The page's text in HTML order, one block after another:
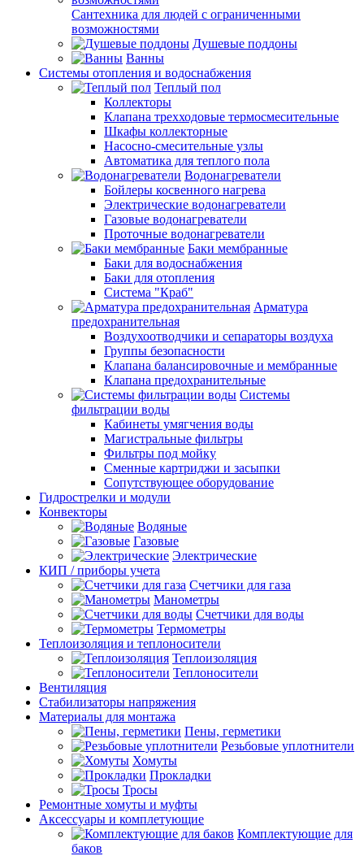
Сантехника для людей с ограниченными
возможностями
Душевые поддоны
Ванны
Системы отопления и водоснабжения
Теплый пол
Коллекторы
Клапана трехходовые термосмесительные
Шкафы коллекторные
Насосно-смесительные узлы
Автоматика для теплого пола
Водонагреватели
Бойлеры косвенного нагрева
Электрические водонагреватели
Газовые водонагреватели
Проточные водонагреватели
Баки мембранные
Баки для водоснабжения
Баки для отопления
Система "Краб"
Арматура
предохранительная
Воздухоотводчики и сепараторы воздуха
Группы безопасности
Клапана балансировочные и мембранные
Клапана предохранительные
Системы
фильтрации воды
Кабинеты умягчения воды
Магистральные фильтры
Фильтры под мойку
Сменные картриджи и засыпки
Сопутствующее оборудование
Гидрострелки и модули
Конвекторы
Водяные
Газовые
Электрические
КИП / приборы учета
Счетчики для газа
Манометры
Счетчики для воды
Термометры
Теплоизоляция и теплоносители
Теплоизоляция
Теплоносители
Вентиляция
Стабилизаторы напряжения
Материалы для монтажа
Пены, герметики
Резьбовые уплотнители
Хомуты
Прокладки
Тросы
Ремонтные хомуты и муфты
Аксессуары и комплетующие
Комплектующие для
баков